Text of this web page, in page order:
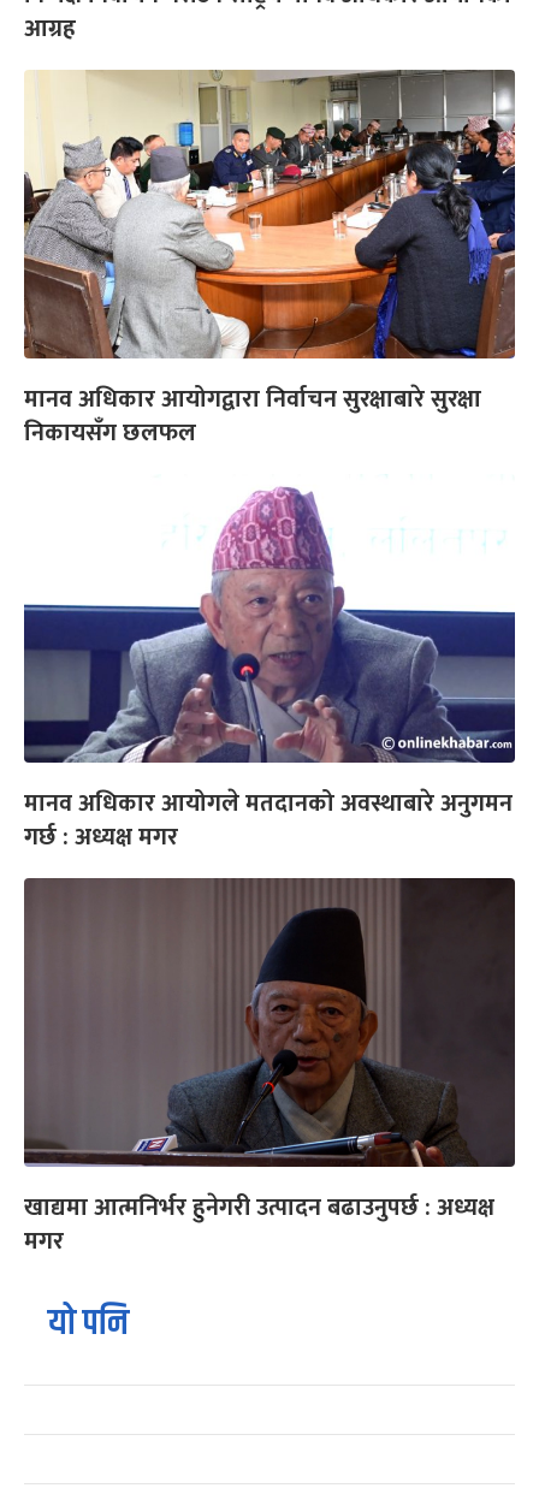
आग्रह
मानव अधिकार आयोगद्वारा निर्वाचन सुरक्षाबारे सुरक्षा
निकायसँग छलफल
मानव अधिकार आयोगले मतदानको अवस्थाबारे अनुगमन
गर्छ : अध्यक्ष मगर
खाद्यमा आत्मनिर्भर हुनेगरी उत्पादन बढाउनुपर्छ : अध्यक्ष
मगर
यो पनि